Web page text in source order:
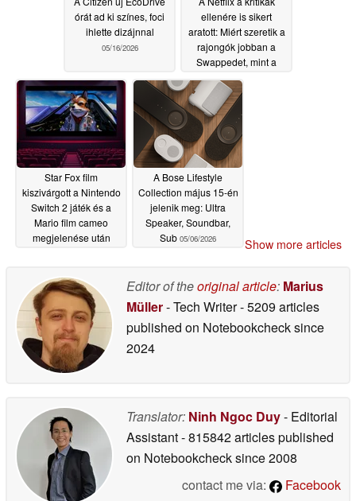
órát ad ki színes, foci
ihlette dizájnnal
05/16/2026
ellenére is sikert
aratott: Miért szeretik a
rajongók jobban a
Swappedet, mint a
kritikusok05/08/2026
Star Fox film
kiszivárgott a Nintendo
Switch 2 játék és a
Mario film cameo
megjelenése után
A Bose Lifestyle
Collection május 15-én
jelenik meg: Ultra
Speaker, Soundbar,
Sub 05/06/2026 Show more articles
Editor of theoriginal article: Marius
Müller- Tech Writer- 5209 articles
published on Notebookchecksince
2024
Translator: Ninh Ngoc Duy- Editorial
Assistant- 815842 articles published
on Notebookchecksince 2008
contact me via:
Facebook